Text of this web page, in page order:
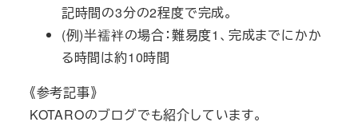
記時間の3分の2程度で完成。
(例)半襦袢の場合：難易度1、完成までにかか
る時間は約10時間
《参考記事》
KOTAROのブログでも紹介しています。